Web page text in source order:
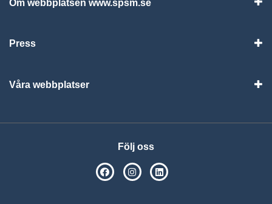
Om webbplatsen www.spsm.se
Press
Våra webbplatser
Följ oss
SPSM på Facebook
SPSM på Instagram